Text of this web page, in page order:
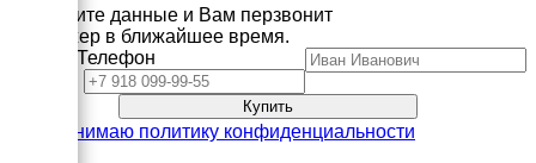
Заполните данные и Вам перзвонит
менеджер в ближайшее время.
Телефон
Принимаю политику конфиденциальности